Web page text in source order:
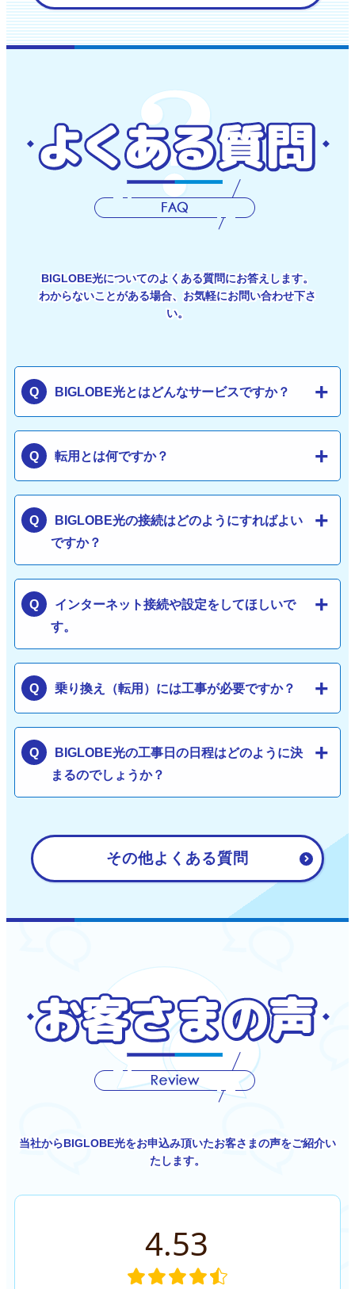
BIGLOBE光についてのよくある質問にお答えします。
わからないことがある場合、お気軽にお問い合わせ下さ
い。
BIGLOBE光とはどんなサービスですか？
転用とは何ですか？
BIGLOBE光の接続はどのようにすればよい
ですか？
インターネット接続や設定をしてほしいで
す。
乗り換え（転用）には工事が必要ですか？
BIGLOBE光の工事日の日程はどのように決
まるのでしょうか？
その他よくある質問
当社からBIGLOBE光をお申込み頂いたお客さまの声をご紹介い
たします。
4.53